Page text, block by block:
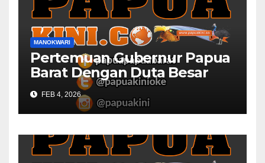
MANOKWARI
Pertemuan Gubernur Papua
Barat Dengan Duta Besar
Inggris Berbuah Manis
FEB 4, 2026